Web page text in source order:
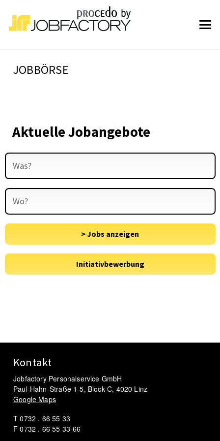
JOBBÖRSE
Aktuelle Jobangebote
Kontakt
Jobfactory Personalservice GmbH
Paul-Hahn-Straße 1-5, Block C, 4020 Linz
Google Maps
T 0732 . 66 55 33
F 0732 . 66 55 33-66